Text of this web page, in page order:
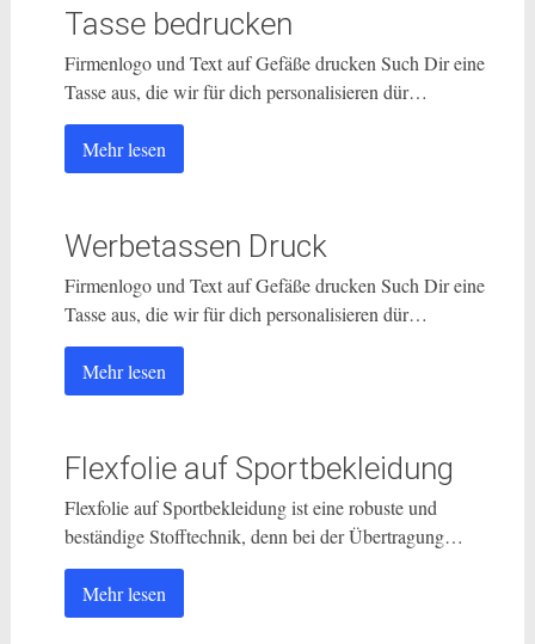
Tasse bedrucken
Firmenlogo und Text auf Gefäße drucken Such Dir eine
Tasse aus, die wir für dich personalisieren dür…
Mehr lesen
Werbetassen Druck
Firmenlogo und Text auf Gefäße drucken Such Dir eine
Tasse aus, die wir für dich personalisieren dür…
Mehr lesen
Flexfolie auf Sportbekleidung
Flexfolie auf Sportbekleidung ist eine robuste und
beständige Stofftechnik, denn bei der Übertragung…
Mehr lesen